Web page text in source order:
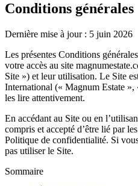
Conditions générales
Dernière mise à jour : 5 juin 2026
Les présentes Conditions
votre accès au site
Site ») et leur utilisation. Le Site
International (« Magnum Estate
les lire attentivement.
En accédant au Site ou en
compris et accepté d’être lié par
Politique de confidentialité. Si
pas utiliser le Site.
Sommaire